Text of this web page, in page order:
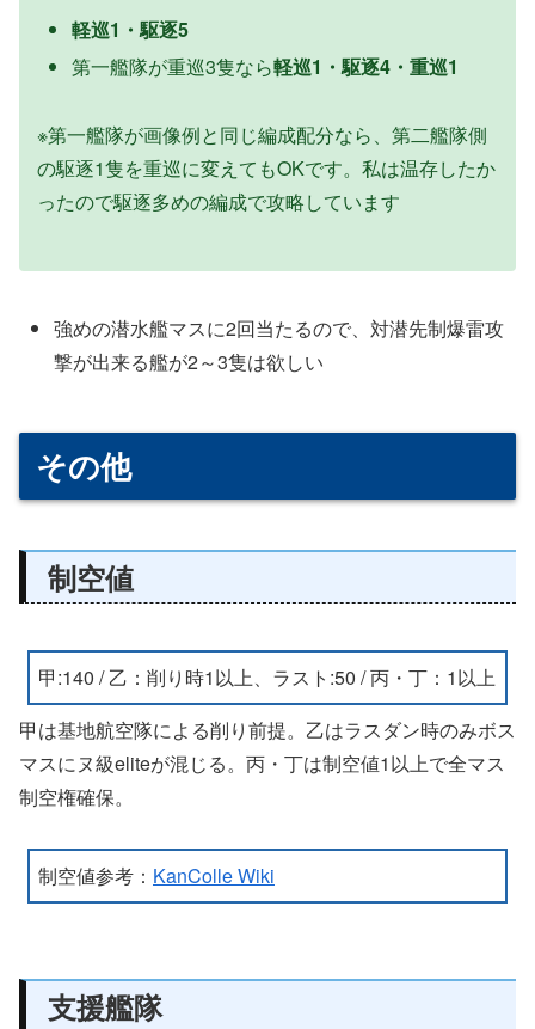
軽巡1・駆逐5
第一艦隊が重巡3隻なら軽巡1・駆逐4・重巡1
※第一艦隊が画像例と同じ編成配分なら、第二艦隊側
の駆逐1隻を重巡に変えてもOKです。私は温存したか
ったので駆逐多めの編成で攻略しています
強めの潜水艦マスに2回当たるので、対潜先制爆雷攻
撃が出来る艦が2～3隻は欲しい
その他
制空値
甲:140 / 乙：削り時1以上、ラスト:50 / 丙・丁：1以上
甲は基地航空隊による削り前提。乙はラスダン時のみボス
マスにヌ級eliteが混じる。丙・丁は制空値1以上で全マス
制空権確保。
制空値参考： KanColle Wiki
支援艦隊